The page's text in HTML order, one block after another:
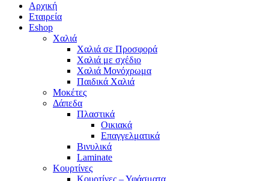
Αρχική
Εταιρεία
Eshop
Χαλιά
Χαλιά σε Προσφορά
Χαλιά με σχέδιο
Χαλιά Μονόχρωμα
Παιδικά Χαλιά
Μοκέτες
Δάπεδα
Πλαστικά
Οικιακά
Επαγγελματικά
Βινυλικά
Laminate
Κουρτίνες
Κουρτίνες – Υφάσματα